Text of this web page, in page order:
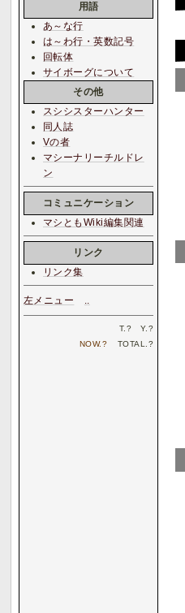
用語
あ～な行
は～わ行・英数記号
回転体
サイボーグについて
その他
スシシスターハンター
同人誌
Vの者
マシーナリーチルドレ
ン
コミュニケーション
マシともWiki編集関連
リンク
リンク集
左メニュー
T. ? Y. ?
NOW.? TOTAL. ?